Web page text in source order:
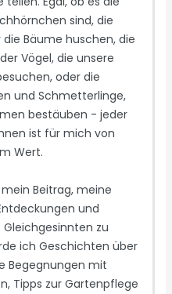
sind, die
Bäume huschen, die
Vögel, die unsere
oder die
und Schmetterlinge,
bestäuben - jeder
ist für mich von
Wert.
mein Beitrag, meine
und
zu
ich Geschichten über
Begegnungen mit
Tipps zur Gartenpflege